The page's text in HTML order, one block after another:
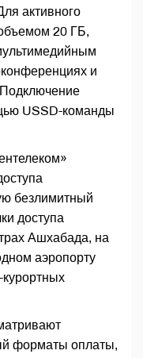
активного
20 ГБ,
и
USSD-команды
безлимитный
доступа
Ашхабада, на
аэропорту
форматы оплаты,